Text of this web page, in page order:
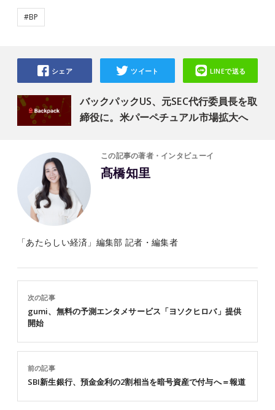
#BP
バックパックUS、元SEC代行委員長を取
締役に。米パーペチュアル市場拡大へ
シェア ツイート LINEで送る
この記事の著者・インタビューイ
髙橋知里
「あたらしい経済」編集部 記者・編集者
前の記事
SBI新生銀行、預金金利の2割相当を暗号資産で付与へ＝報道
次の記事
gumi、無料の予測エンタメサービス「ヨソクヒロバ」提供
開始